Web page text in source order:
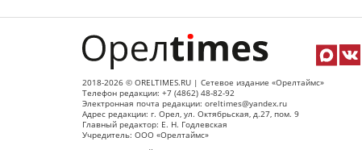
2018-2026 © ORELTIMES.RU | Сетевое издание «Орелтаймс»
Телефон редакции: +7 (4862) 48-82-92
Электронная почта редакции: oreltimes@yandex.ru
Адрес редакции: г. Орел, ул. Октябрьская, д.27, пом. 9
Главный редактор: Е. Н. Годлевская
Учредитель: ООО «Орелтаймс»